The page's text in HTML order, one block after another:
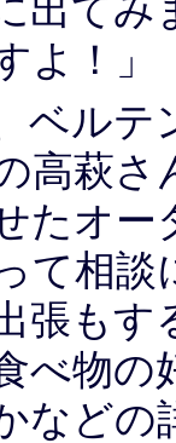
出てみ
よ！」
ベルテ
高萩さ
たオー
て相談
張もす
べ物の
などの